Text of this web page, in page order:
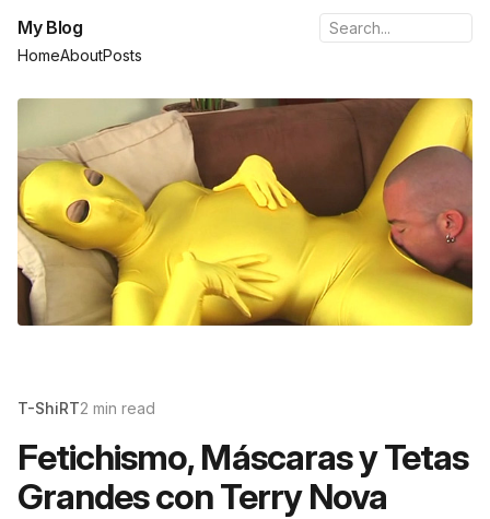
My Blog
HomeAboutPosts
T-ShiRT2 min read
Fetichismo, Máscaras y Tetas
Grandes con Terry Nova